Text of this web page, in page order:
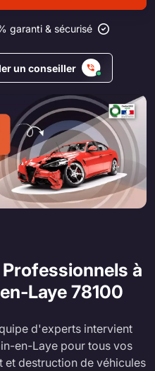
garanti & sécurisé
un conseiller
à
Laye78100
d'experts intervient
en-Laye pour tous vos
et destruction de véhicules